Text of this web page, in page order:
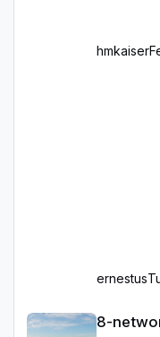
hmkaiser
ernestus
8-